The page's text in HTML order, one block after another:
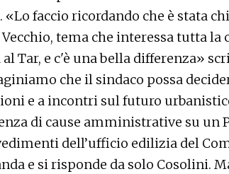
«Lo faccio ricordando che è stata
tema che interessa tutta
al Tar, e c'è una bella differenza»
che il sindaco possa
e a incontri sul futuro
di cause amministrative su un
dell’ufficio edilizia del
e si risponde da solo Cosolini.